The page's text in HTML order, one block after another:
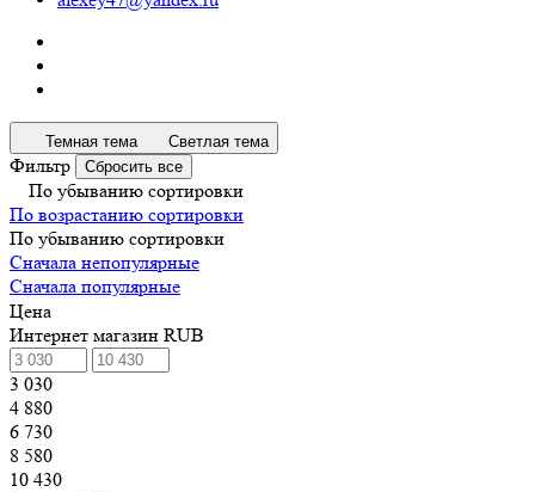
Темная тема Светлая тема
Фильтр Сбросить все
По убыванию сортировки
По возрастанию сортировки
По убыванию сортировки
Сначала непопулярные
Сначала популярные
Цена
Интернет магазин RUB
3 030
4 880
6 730
8 580
10 430